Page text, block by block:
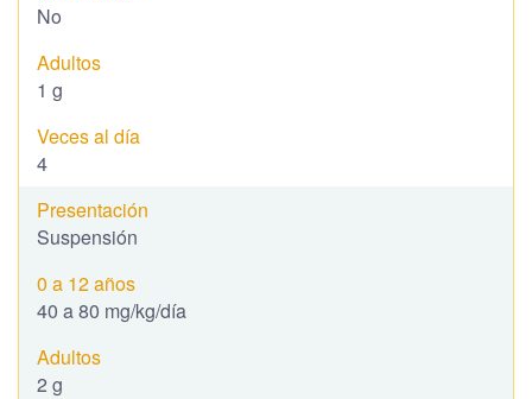
No
1 g
4
Suspensión
40 a 80 mg/kg/día
2 g